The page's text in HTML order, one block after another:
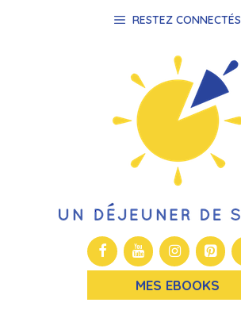
RESTEZ CONNECTÉS
MES EBOOKS